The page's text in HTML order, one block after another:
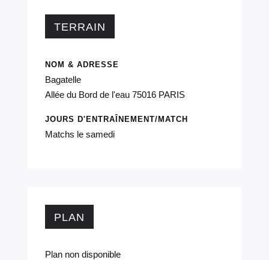
TERRAIN
NOM & ADRESSE
Bagatelle
Allée du Bord de l'eau 75016 PARIS
JOURS D'ENTRAÎNEMENT/MATCH
Matchs le samedi
PLAN
Plan non disponible